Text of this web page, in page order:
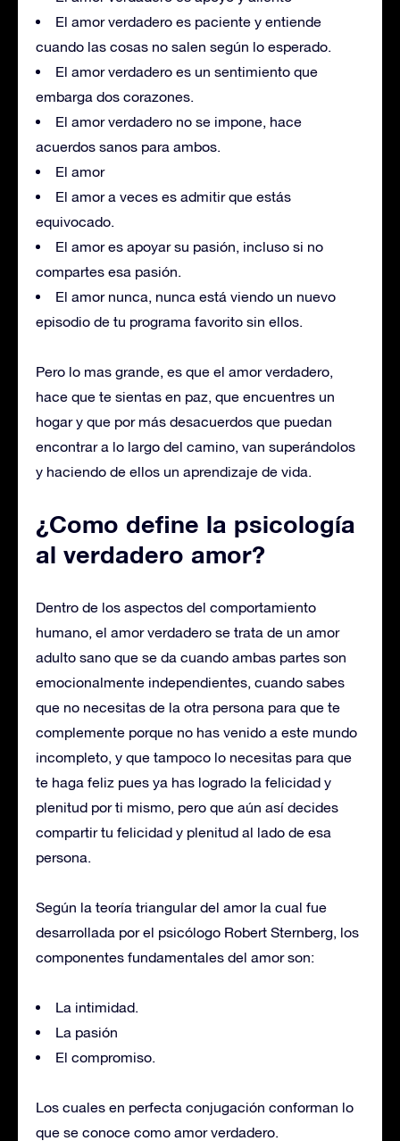
El amor verdadero es paciente y entiende
cuando las cosas no salen según lo esperado.
El amor verdadero es un sentimiento que
embarga dos corazones.
El amor verdadero no se impone, hace
acuerdos sanos para ambos.
El amor
El amor a veces es admitir que estás
equivocado.
El amor es apoyar su pasión, incluso si no
compartes esa pasión.
El amor nunca, nunca está viendo un nuevo
episodio de tu programa favorito sin ellos.
Pero lo mas grande, es que el amor verdadero,
hace que te sientas en paz, que encuentres un
hogar y que por más desacuerdos que puedan
encontrar a lo largo del camino, van superándolos
y haciendo de ellos un aprendizaje de vida.
¿Como define la psicología
al verdadero amor?
Dentro de los aspectos del comportamiento
humano, el amor verdadero se trata de un amor
adulto sano que se da cuando ambas partes son
emocionalmente independientes, cuando sabes
que no necesitas de la otra persona para que te
complemente porque no has venido a este mundo
incompleto, y que tampoco lo necesitas para que
te haga feliz pues ya has logrado la felicidad y
plenitud por ti mismo, pero que aún así decides
compartir tu felicidad y plenitud al lado de esa
persona.
Según la teoría triangular del amor la cual fue
desarrollada por el psicólogo Robert Sternberg, los
componentes fundamentales del amor son:
La intimidad.
La pasión
El compromiso.
Los cuales en perfecta conjugación conforman lo
que se conoce como amor verdadero.